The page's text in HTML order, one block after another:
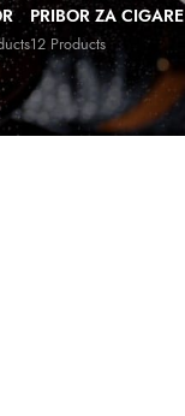
PRIBOR ZA CIGARE
12 Products
24